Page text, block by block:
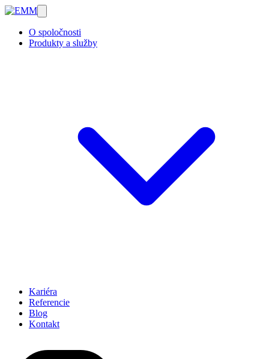
O spoločnosti
Produkty a služby
Kariéra
Referencie
Blog
Kontakt